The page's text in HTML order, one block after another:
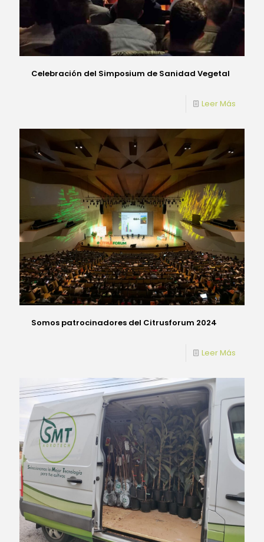
Celebración del Simposium de Sanidad Vegetal
Leer Más
Somos patrocinadores del Citrusforum 2024
Leer Más